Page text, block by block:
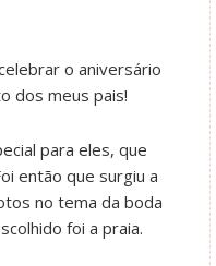
o aniversário
dos meus pais!
para eles, que
então que surgiu a
no tema da boda
foi a praia.